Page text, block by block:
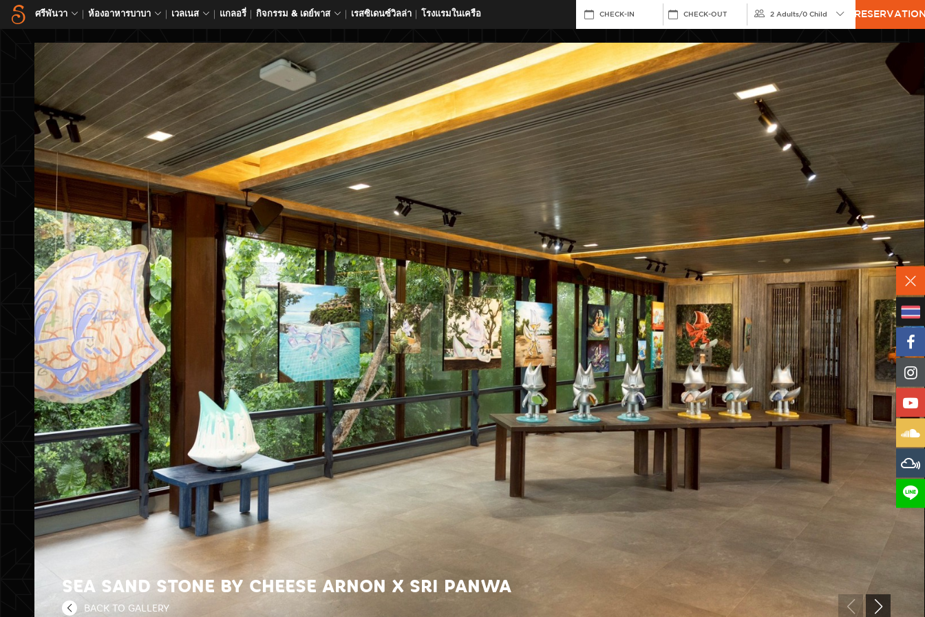
ศรีพันวา ห้องอาหารบาบา เวลเนส แกลอรี่ กิจกรรม & เดย์พาส เรสซิเดนซ์วิลล่า โรงแรมในเครือ CHECK-IN CHECK-OUT 2 Adults/0 Child
SEA SAND STONE BY CHEESE ARNON X SRI PANWA
BACK TO GALLERY